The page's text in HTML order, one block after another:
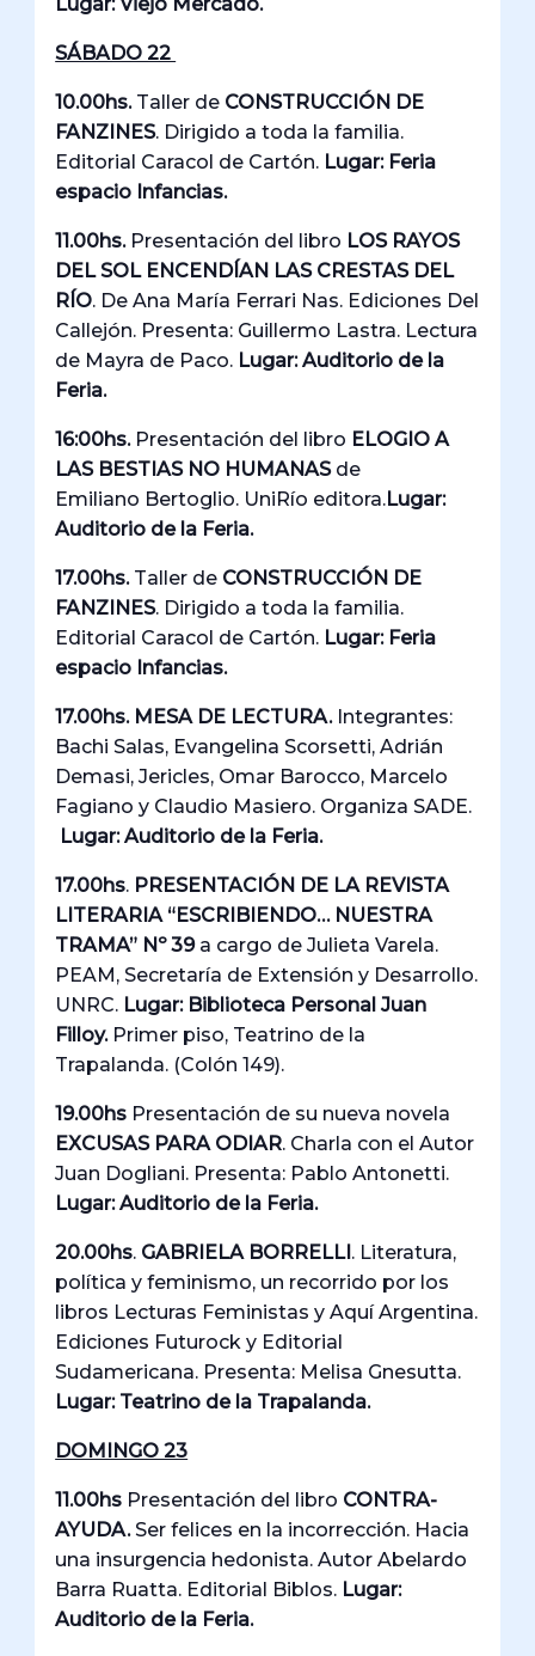
SÁBADO 22
10.00hs. Taller de CONSTRUCCIÓN DE
FANZINES. Dirigido a toda la familia.
Editorial Caracol de Cartón. Lugar: Feria
espacio Infancias.
11.00hs.Presentación del libro LOS RAYOS
DEL SOL ENCENDÍAN LAS CRESTAS DEL
RÍO. De Ana María Ferrari Nas. Ediciones Del
Callejón. Presenta: Guillermo Lastra. Lectura
de Mayra de Paco. Lugar: Auditorio de la
Feria.
16:00hs. Presentación del libro ELOGIO A
LAS BESTIAS NO HUMANASde
Emiliano Bertoglio. UniRío editora.Lugar:
Auditorio de la Feria.
17.00hs. Taller de CONSTRUCCIÓN DE
FANZINES. Dirigido a toda la familia.
Editorial Caracol de Cartón. Lugar: Feria
espacio Infancias.
17.00hs. MESA DE LECTURA. Integrantes:
Bachi Salas, Evangelina Scorsetti, Adrián
Demasi, Jericles, Omar Barocco, Marcelo
Fagiano y Claudio Masiero. Organiza SADE.
Lugar: Auditorio de la Feria.
17.00hs. PRESENTACIÓN DE LA REVISTA
LITERARIA “ESCRIBIENDO… NUESTRA
TRAMA” Nº 39a cargo de Julieta Varela.
PEAM, Secretaría de Extensión y Desarrollo.
UNRC. Lugar: Biblioteca Personal Juan
Filloy. Primer piso, Teatrino de la
Trapalanda. (Colón 149).
19.00hs Presentación de su nueva novela
EXCUSAS PARA ODIAR. Charla con el Autor
Juan Dogliani. Presenta: Pablo Antonetti.
Lugar: Auditorio de la Feria.
20.00hs. GABRIELA BORRELLI. Literatura,
política y feminismo, un recorrido por los
libros Lecturas Feministas y Aquí Argentina.
Ediciones Futurock y Editorial
Sudamericana. Presenta: Melisa Gnesutta.
Lugar: Teatrino de la Trapalanda.
DOMINGO 23
11.00hs Presentación del libro CONTRA-
AYUDA.Ser felices en la incorrección. Hacia
una insurgencia hedonista. Autor Abelardo
Barra Ruatta. Editorial Biblos. Lugar:
Auditorio de la Feria.